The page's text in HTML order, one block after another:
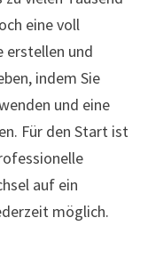
eine voll
erstellen und
indem Sie
und eine
Für den Start ist
auf ein
möglich.